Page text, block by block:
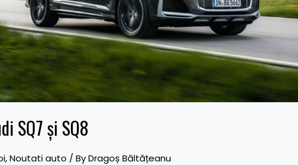
SQ7 și SQ8
,Noutati auto / ByDragoș Băltățeanu